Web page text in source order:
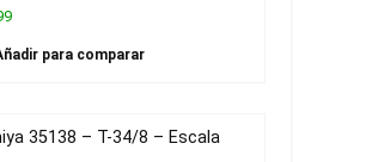
para comparar
35138 – T-34/8 – Escala